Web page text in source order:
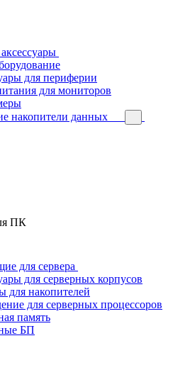
для периферии
для мониторов
накопители данных
ПК
для сервера
для серверных корпусов
для накопителей
для серверных процессоров
память
БП